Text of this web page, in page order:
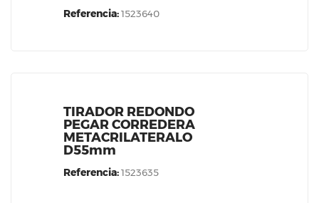
Referencia:1523640
TIRADOR REDONDO
PEGAR CORREDERA
METACRILATERALO
D55mm
Referencia:1523635